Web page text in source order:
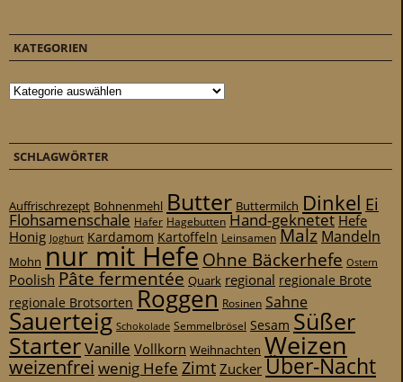
KATEGORIEN
Kategorien
SCHLAGWÖRTER
Auffrischrezept Bohnenmehl Butter Buttermilch Dinkel Ei
Flohsamenschale Hafer Hagebutten Hand-geknetet Hefe
Honig Joghurt Kardamom Kartoffeln Leinsamen Malz Mandeln
Mohn nur mit Hefe Ohne Bäckerhefe Ostern
Poolish Pâte fermentée Quark regional regionale Brote
regionale Brotsorten Roggen Rosinen Sahne
Sauerteig Schokolade Semmelbrösel Sesam Süßer
StarterVanille Vollkorn Weihnachten Weizen
weizenfrei wenig Hefe ZimtZuckerÜber-Nacht